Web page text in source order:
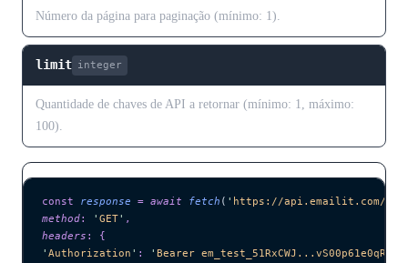
Número da página para paginação (mínimo: 1).
limit integer
Quantidade de chaves de API a retornar (mínimo: 1, máximo:
100).
const response = await fetch ( ' https://api.emailit.com/v2/
method: ' GET' ,
headers :
{
' Authorization ' : ' Bearer em_test_51RxCWJ...vS00p61e0qRE